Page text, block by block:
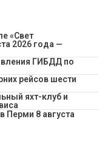
«Свет
2026 года —
ГИБДД по
рейсов шести
яхт-клуб и
Перми 8 августа